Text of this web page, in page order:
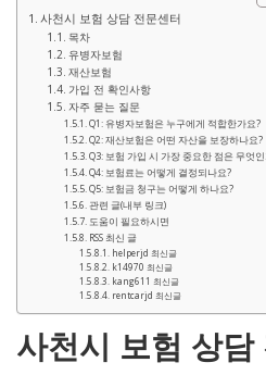
사천시 보험 상담 전문센터
목차
유병자보험
재산보험
가입 전 확인사항
자주 묻는 질문
Q1: 유병자보험은 누구에게 적합한가요?
Q2: 재산보험은 어떤 자산을 보장하나요?
Q3: 보험 가입 시 가장 중요한 점은 무엇
Q4: 보험료는 어떻게 결정되나요?
Q5: 보험금 청구는 어떻게 하나요?
관련 글(내부 링크)
도움이 필요하시면
RSS 최신 글
helperjd 최신글
k14970 최신글
kang611 최신글
rentcarjd 최신글
사천시 보험 상담